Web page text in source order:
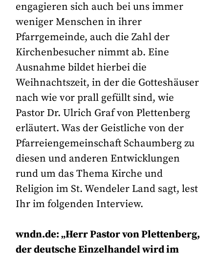
engagieren sich auch bei uns immer
weniger Menschen in ihrer
Pfarrgemeinde, auch die Zahl der
Kirchenbesucher nimmt ab. Eine
Ausnahme bildet hierbei die
Weihnachtszeit, in der die Gotteshäuser
nach wie vor prall gefüllt sind, wie
Pastor Dr. Ulrich Graf von Plettenberg
erläutert. Was der Geistliche von der
Pfarreiengemeinschaft Schaumberg zu
diesen und anderen Entwicklungen
rund um das Thema Kirche und
Religion im St. Wendeler Land sagt, lest
Ihr im folgenden Interview.
wndn.de: „Herr Pastor von Plettenberg,
der deutsche Einzelhandel wird im